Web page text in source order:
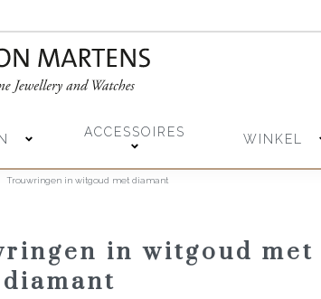
ACCESSOIRES WINKEL
Trouwringen in witgoud met diamant
in witgoud met
diamant